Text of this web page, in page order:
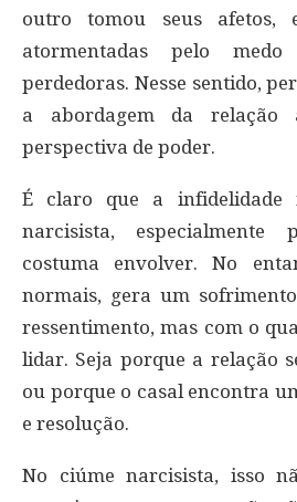
outro tomou seus afetos,
atormentadas pelo
perdedoras. Nesse sentido,
a abordagem da
perspectiva de poder.
É claro que a infidelidade
narcisista, especialmente
costuma envolver. No
normais, gera um
ressentimento, mas com o
lidar. Seja porque a relação
ou porque o casal encontra
e resolução.
No ciúme narcisista, isso